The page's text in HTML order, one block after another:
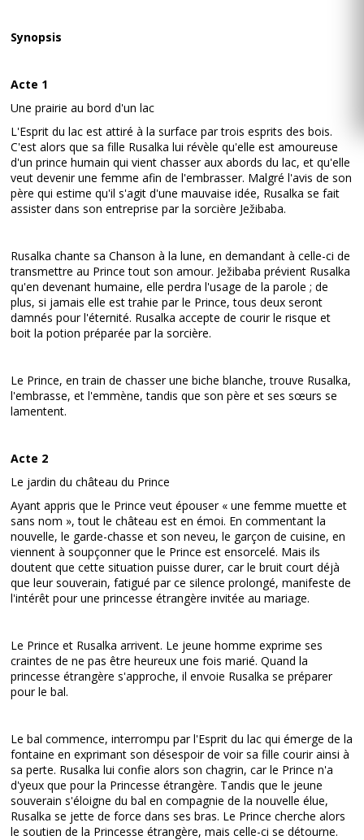
Synopsis
Acte 1
Une prairie au bord d'un lac
L'Esprit du lac est attiré à la surface par trois esprits des bois.
C'est alors que sa fille Rusalka lui révèle qu'elle est amoureuse
d'un prince humain qui vient chasser aux abords du lac, et qu'elle
veut devenir une femme afin de l'embrasser. Malgré l'avis de son
père qui estime qu'il s'agit d'une mauvaise idée, Rusalka se fait
assister dans son entreprise par la sorcière Ježibaba.
Rusalka chante sa Chanson à la lune, en demandant à celle-ci de
transmettre au Prince tout son amour. Ježibaba prévient Rusalka
qu'en devenant humaine, elle perdra l'usage de la parole ; de
plus, si jamais elle est trahie par le Prince, tous deux seront
damnés pour l'éternité. Rusalka accepte de courir le risque et
boit la potion préparée par la sorcière.
Le Prince, en train de chasser une biche blanche, trouve Rusalka,
l'embrasse, et l'emmène, tandis que son père et ses sœurs se
lamentent.
Acte 2
Le jardin du château du Prince
Ayant appris que le Prince veut épouser « une femme muette et
sans nom », tout le château est en émoi. En commentant la
nouvelle, le garde-chasse et son neveu, le garçon de cuisine, en
viennent à soupçonner que le Prince est ensorcelé. Mais ils
doutent que cette situation puisse durer, car le bruit court déjà
que leur souverain, fatigué par ce silence prolongé, manifeste de
l'intérêt pour une princesse étrangère invitée au mariage.
Le Prince et Rusalka arrivent. Le jeune homme exprime ses
craintes de ne pas être heureux une fois marié. Quand la
princesse étrangère s'approche, il envoie Rusalka se préparer
pour le bal.
Le bal commence, interrompu par l'Esprit du lac qui émerge de la
fontaine en exprimant son désespoir de voir sa fille courir ainsi à
sa perte. Rusalka lui confie alors son chagrin, car le Prince n'a
d'yeux que pour la Princesse étrangère. Tandis que le jeune
souverain s'éloigne du bal en compagnie de la nouvelle élue,
Rusalka se jette de force dans ses bras. Le Prince cherche alors
le soutien de la Princesse étrangère, mais celle-ci se détourne.